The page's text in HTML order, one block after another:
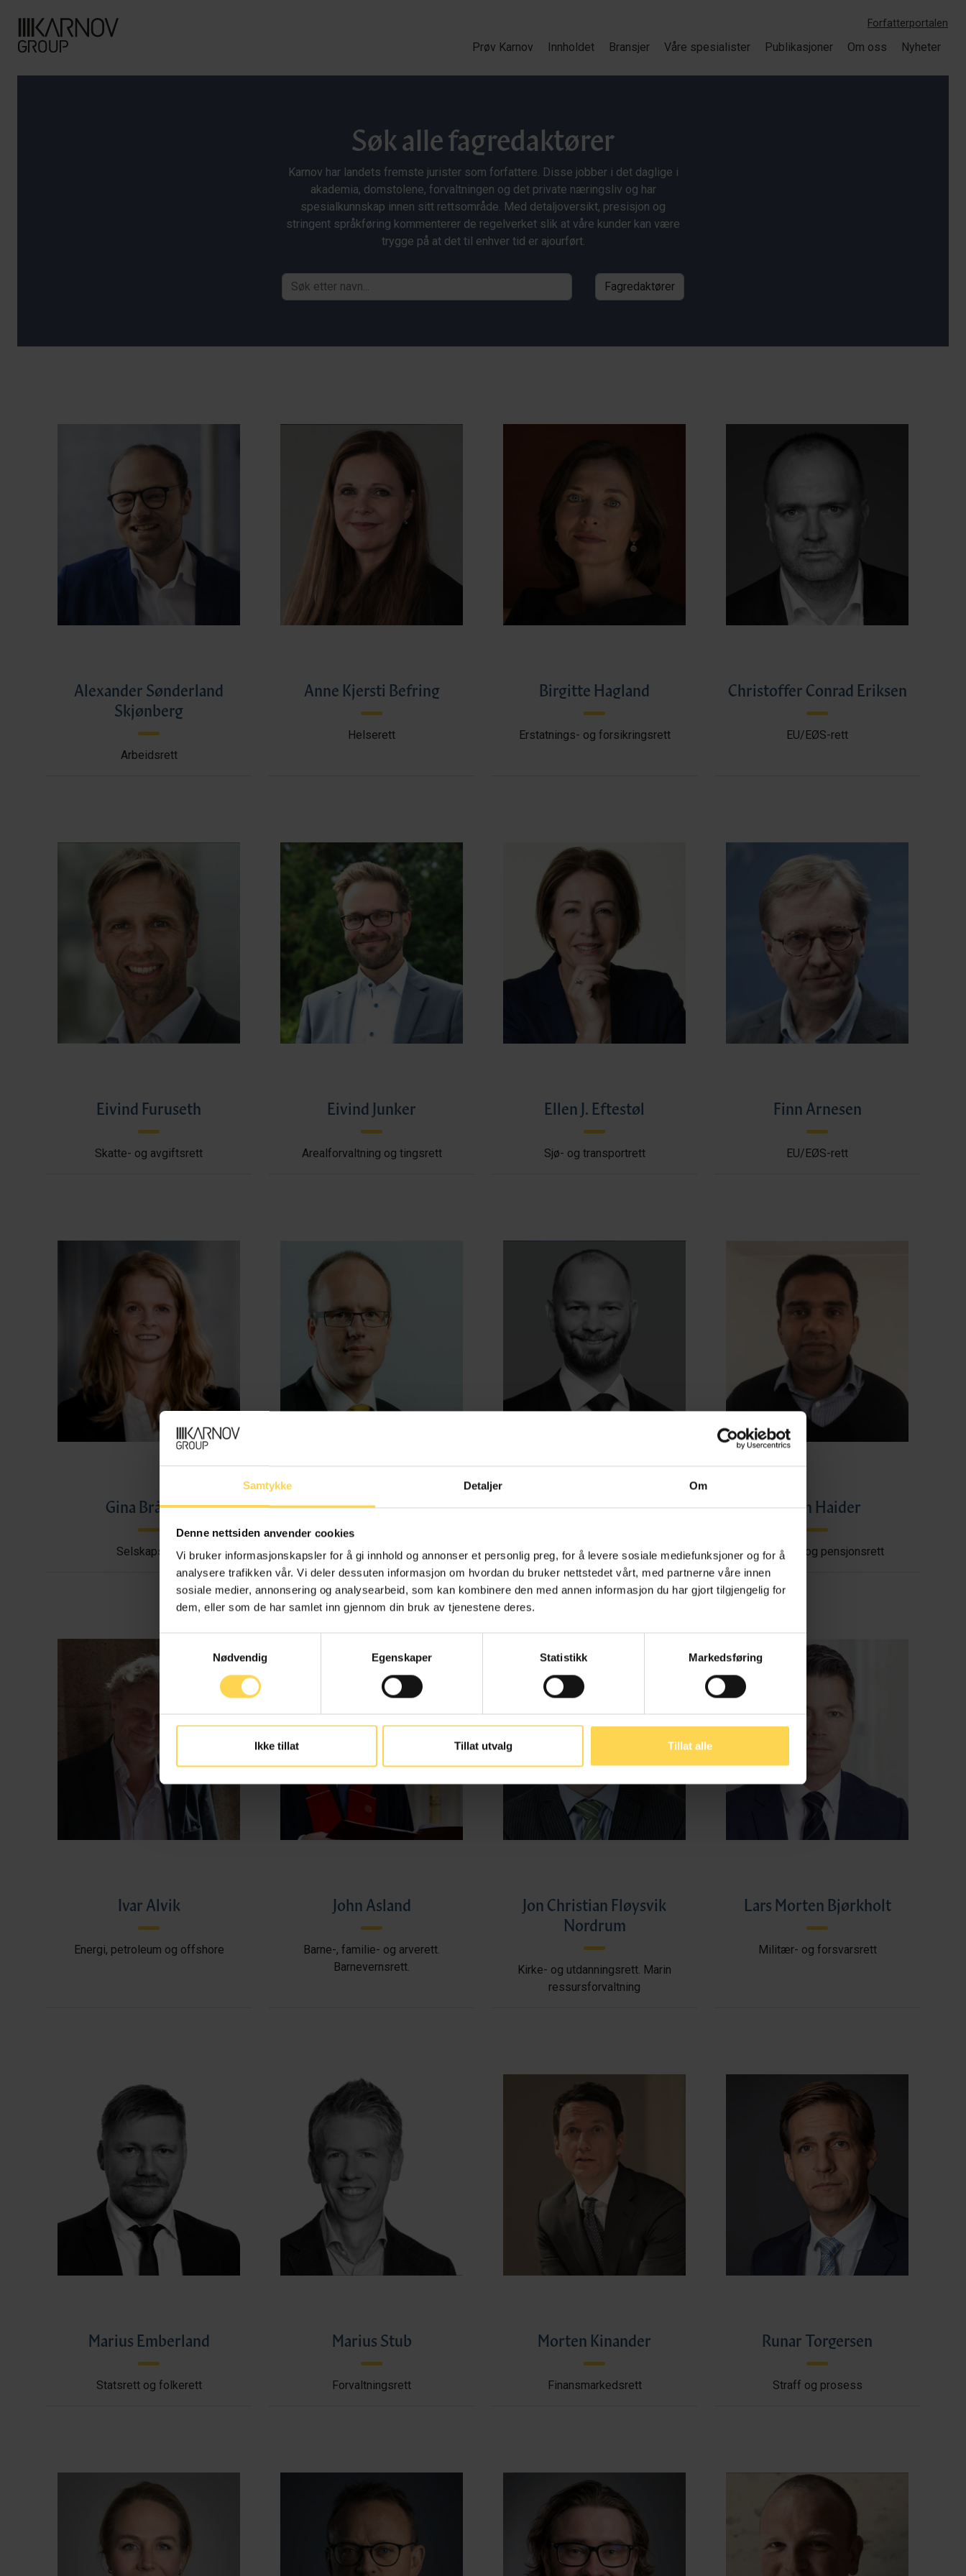
Samtykke Detaljer Om
Denne nettsiden anvender cookies
Vi bruker informasjonskapsler for å gi innhold og annonser et personlig preg, for å levere sosiale mediefunksjoner og for å
analysere trafikken vår. Vi deler dessuten informasjon om hvordan du bruker nettstedet vårt, med partnerne våre innen
sosiale medier, annonsering og analysearbeid, som kan kombinere den med annen informasjon du har gjort tilgjengelig for
dem, eller som de har samlet inn gjennom din bruk av tjenestene deres.
Samtykkevalg
Nødvendig
Egenskaper Statistikk Markedsføring
Ikke tillat Tillat utvalg Tillat alle
Forfatterportalen
Prøv Karnov Innholdet Bransjer Våre spesialister Publikasjoner Om oss Nyheter
Søk alle fagredaktører
Karnov har landets fremste jurister som forfattere. Disse jobber i det daglige i
akademia, domstolene, forvaltningen og det private næringsliv og har
spesialkunnskap innen sitt rettsområde. Med detaljoversikt, presisjon og
stringent språkføring kommenterer de regelverket slik at våre kunder kan være
trygge på at det til enhver tid er ajourført.
Alexander Sønderland
Skjønberg
Arbeidsrett
Anne Kjersti Befring
Helserett
Birgitte Hagland
Erstatnings- og forsikringsrett
Christoffer Conrad Eriksen
EU/EØS-rett
Eivind Furuseth
Skatte- og avgiftsrett
Eivind Junker
Arealforvaltning og tingsrett
Ellen J. Eftestøl
Sjø- og transportrett
Finn Arnesen
EU/EØS-rett
Gina Bråthen
Selskapsrett
Harald Benestad Anderssen
Avtale-, kontrakts- og boligrett
Henrik Bjørnebye
Energi, petroleum og offshore
Imran Haider
Trygderett og pensjonsrett
Ivar Alvik
Energi, petroleum og offshore
John Asland
Barne-, familie- og arverett.
Barnevernsrett.
Jon Christian Fløysvik
Nordrum
Kirke- og utdanningsrett. Marin
ressursforvaltning
Lars Morten Bjørkholt
Militær- og forsvarsrett
Marius Emberland
Statsrett og folkerett
Marius Stub
Forvaltningsrett
Morten Kinander
Finansmarkedsrett
Runar Torgersen
Straff og prosess